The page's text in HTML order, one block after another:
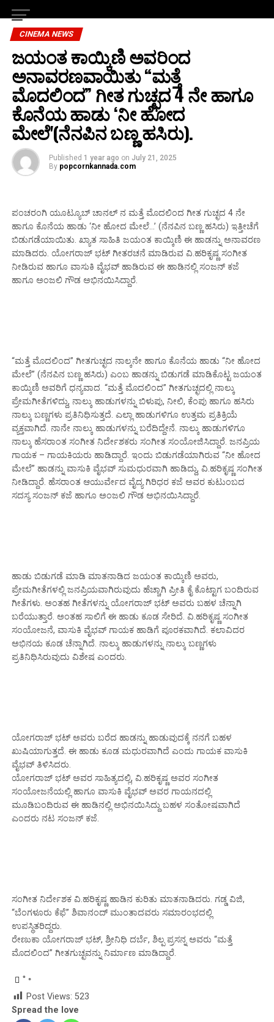
CINEMA NEWS
ಜಯಂತ ಕಾಯ್ಕಿಣಿ ಅವರಿಂದ
ಅನಾವರಣವಾಯಿತು “ಮತ್ತೆ
ಮೊದಲಿಂದ” ಗೀತ ಗುಚ್ಛದ 4 ನೇ ಹಾಗೂ
ಕೊನೆಯ ಹಾಡು ‘ನೀ ಹೋದ
ಮೇಲೆ'(ನೆನಪಿನ ಬಣ್ಣ ಹಸಿರು).
Published 1 year ago on July 21, 2025
By popcornkannada.com
ಪಂಚರಂಗಿ ಯೂಟ್ಯೂಬ್ ಚಾನಲ್ ನ ಮತ್ತೆ ಮೊದಲಿಂದ ಗೀತ ಗುಚ್ಛದ 4 ನೇ
ಹಾಗೂ ಕೊನೆಯ ಹಾಡು ‘ನೀ ಹೋದ ಮೇಲೆ…’ (ನೆನಪಿನ ಬಣ್ಣ ಹಸಿರು) ಇತ್ತೀಚೆಗೆ
ಬಿಡುಗಡೆಯಾಯಿತು. ಖ್ಯಾತ ಸಾಹಿತಿ ಜಯಂತ ಕಾಯ್ಕಿಣಿ ಈ ಹಾಡನ್ನು ಅನಾವರಣ
ಮಾಡಿದರು. ಯೋಗರಾಜ್ ಭಟ್ ಗೀತರಚನೆ ಮಾಡಿರುವ ವಿ.ಹರಿಕೃಷ್ಣ ಸಂಗೀತ
ನೀಡಿರುವ ಹಾಗೂ ವಾಸುಕಿ ವೈಭವ್ ಹಾಡಿರುವ ಈ ಹಾಡಿನಲ್ಲಿ ಸಂಜನ್ ಕಜೆ
ಹಾಗೂ ಅಂಜಲಿ ಗೌಡ ಅಭಿನಯಿಸಿದ್ದಾರೆ.
“ಮತ್ತೆ ಮೊದಲಿಂದ” ಗೀತಗುಚ್ಛದ ನಾಲ್ಕನೇ ಹಾಗೂ ಕೊನೆಯ ಹಾಡು “ನೀ ಹೋದ
ಮೇಲೆ” (ನೆನಪಿನ ಬಣ್ಣ ಹಸಿರು) ಎಂಬ ಹಾಡನ್ನು ಬಿಡುಗಡೆ ಮಾಡಿಕೊಟ್ಟ ಜಯಂತ
ಕಾಯ್ಕಿಣಿ ಅವರಿಗೆ ಧನ್ಯವಾದ. “ಮತ್ತೆ ಮೊದಲಿಂದ” ಗೀತಗುಚ್ಛದಲ್ಲಿ ನಾಲ್ಕು
ಪ್ರೇಮಗೀತೆಗಳಿದ್ದು, ನಾಲ್ಕು ಹಾಡುಗಳನ್ನು ಬಿಳುಪು, ನೀಲಿ, ಕೆಂಪು ಹಾಗೂ ಹಸಿರು
ನಾಲ್ಕು ಬಣ್ಣಗಳು ಪ್ರತಿನಿಧಿಸುತ್ತದೆ. ಎಲ್ಲಾ ಹಾಡುಗಳಿಗೂ ಉತ್ತಮ ಪ್ರತಿಕ್ರಿಯೆ
ವ್ಯಕ್ತವಾಗಿದೆ. ನಾನೇ ನಾಲ್ಕು ಹಾಡುಗಳನ್ನು ಬರೆದಿದ್ದೇನೆ. ನಾಲ್ಕು ಹಾಡುಗಳಿಗೂ
ನಾಲ್ಕು ಹೆಸರಾಂತ ಸಂಗೀತ ನಿರ್ದೇಶಕರು ಸಂಗೀತ ಸಂಯೋಜಿಸಿದ್ದಾರೆ. ಜನಪ್ರಿಯ
ಗಾಯಕ – ಗಾಯಕಿಯರು ಹಾಡಿದ್ದಾರೆ. ಇಂದು ಬಿಡುಗಡೆಯಾಗಿರುವ “ನೀ ಹೋದ
ಮೇಲೆ” ಹಾಡನ್ನು ವಾಸುಕಿ ವೈಭವ್ ಸುಮಧುರವಾಗಿ ಹಾಡಿದ್ದು, ವಿ.ಹರಿಕೃಷ್ಣ ಸಂಗೀತ
ನೀಡಿದ್ದಾರೆ. ಹೆಸರಾಂತ ಆಯುರ್ವೇದ ವೈದ್ಯ ಗಿರಿಧರ ಕಜೆ ಅವರ ಕುಟುಂಬದ
ಸದಸ್ಯ ಸಂಜನ್ ಕಜೆ ಹಾಗೂ ಅಂಜಲಿ ಗೌಡ ಅಭಿನಯಿಸಿದ್ದಾರೆ.
ಹಾಡು ಬಿಡುಗಡೆ ಮಾಡಿ ಮಾತನಾಡಿದ ಜಯಂತ ಕಾಯ್ಕಿಣಿ ಅವರು,
ಪ್ರೇಮಗೀತೆಗಳಲ್ಲಿ ಜನಪ್ರಿಯವಾಗಿರುವುದು ಹೆಚ್ಚಾಗಿ ಪ್ರೀತಿ ಕೈ ಕೊಟ್ಟಾಗ ಬಂದಿರುವ
ಗೀತೆಗಳು. ಅಂತಹ ಗೀತೆಗಳನ್ನು ಯೋಗರಾಜ್ ಭಟ್ ಅವರು ಬಹಳ ಚೆನ್ನಾಗಿ
ಬರೆಯುತ್ತಾರೆ. ಅಂತಹ ಸಾಲಿಗೆ ಈ ಹಾಡು ಕೂಡ ಸೇರಿದೆ. ವಿ.ಹರಿಕೃಷ್ಣ ಸಂಗೀತ
ಸಂಯೋಜನೆ, ವಾಸುಕಿ ವೈಭವ್ ಗಾಯಕ ಹಾಡಿಗೆ ಪೂರಕವಾಗಿದೆ. ಕಲಾವಿದರ
ಅಭಿನಯ ಕೂಡ ಚೆನ್ನಾಗಿದೆ. ನಾಲ್ಕು ಹಾಡುಗಳನ್ನು ನಾಲ್ಕು ಬಣ್ಣಗಳು
ಪ್ರತಿನಿಧಿಸಿರುವುದು ವಿಶೇಷ ಎಂದರು.
ಯೋಗರಾಜ್ ಭಟ್ ಅವರು ಬರೆದ ಹಾಡನ್ನು ಹಾಡುವುದಕ್ಕೆ ನನಗೆ ಬಹಳ
ಖುಷಿಯಾಗುತ್ತದೆ. ಈ ಹಾಡು ಕೂಡ ಮಧುರವಾಗಿದೆ ಎಂದು ಗಾಯಕ ವಾಸುಕಿ
ವೈಭವ್ ತಿಳಿಸಿದರು.
ಯೋಗರಾಜ್ ಭಟ್ ಅವರ ಸಾಹಿತ್ಯದಲ್ಲಿ, ವಿ.ಹರಿಕೃಷ್ಣ ಅವರ ಸಂಗೀತ
ಸಂಯೋಜನೆಯಲ್ಲಿ ಹಾಗೂ ವಾಸುಕಿ ವೈಭವ್ ಅವರ ಗಾಯನದಲ್ಲಿ
ಮೂಡಿಬಂದಿರುವ ಈ ಹಾಡಿನಲ್ಲಿ ಅಭಿನಯಿಸಿದ್ದು ಬಹಳ ಸಂತೋಷವಾಗಿದೆ
ಎಂದರು ನಟ ಸಂಜನ್ ಕಜೆ.
ಸಂಗೀತ ನಿರ್ದೇಶಕ ವಿ.ಹರಿಕೃಷ್ಣ ಹಾಡಿನ ಕುರಿತು ಮಾತನಾಡಿದರು. ಗಡ್ಡ ವಿಜಿ,
“ಬೆಂಗಳೂರು ಕೆಫೆ” ಶಿವಾನಂದ್ ಮುಂತಾದವರು ಸಮಾರಂಭದಲ್ಲಿ
ಉಪಸ್ಥಿತರಿದ್ದರು.
ರೇಣುಕಾ ಯೋಗರಾಜ್ ಭಟ್, ಶ್ರೀನಿಧಿ ದರ್ಬೆ, ಶಿಲ್ಪ ಪ್ರಸನ್ನ ಅವರು “ಮತ್ತೆ
ಮೊದಲಿಂದ” ಗೀತಗುಚ್ಛವನ್ನು ನಿರ್ಮಾಣ ಮಾಡಿದ್ದಾರೆ.
Post Views: 523
Spread the love